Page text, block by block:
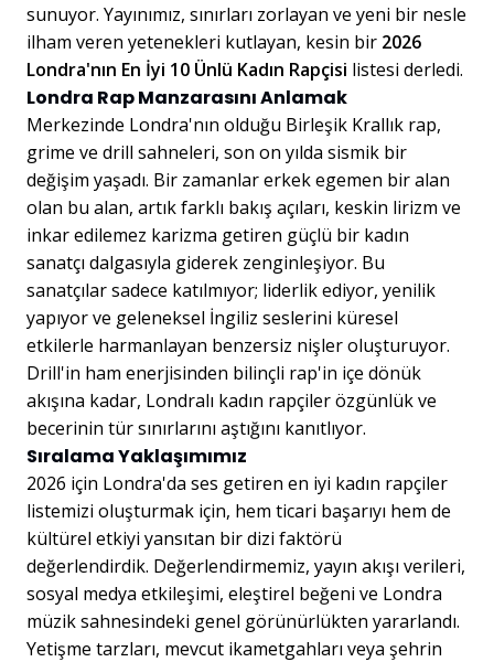
sunuyor. Yayınımız, sınırları zorlayan ve yeni bir nesle
ilham veren yetenekleri kutlayan, kesin bir 2026
Londra'nın En İyi 10 Ünlü Kadın Rapçisi listesi derledi.
Londra Rap Manzarasını Anlamak
Merkezinde Londra'nın olduğu Birleşik Krallık rap,
grime ve drill sahneleri, son on yılda sismik bir
değişim yaşadı. Bir zamanlar erkek egemen bir alan
olan bu alan, artık farklı bakış açıları, keskin lirizm ve
inkar edilemez karizma getiren güçlü bir kadın
sanatçı dalgasıyla giderek zenginleşiyor. Bu
sanatçılar sadece katılmıyor; liderlik ediyor, yenilik
yapıyor ve geleneksel İngiliz seslerini küresel
etkilerle harmanlayan benzersiz nişler oluşturuyor.
Drill'in ham enerjisinden bilinçli rap'in içe dönük
akışına kadar, Londralı kadın rapçiler özgünlük ve
becerinin tür sınırlarını aştığını kanıtlıyor.
Sıralama Yaklaşımımız
2026 için Londra'da ses getiren en iyi kadın rapçiler
listemizi oluşturmak için, hem ticari başarıyı hem de
kültürel etkiyi yansıtan bir dizi faktörü
değerlendirdik. Değerlendirmemiz, yayın akışı verileri,
sosyal medya etkileşimi, eleştirel beğeni ve Londra
müzik sahnesindeki genel görünürlükten yararlandı.
Yetişme tarzları, mevcut ikametgahları veya şehrin